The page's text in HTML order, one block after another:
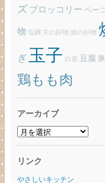
ズ ブロッコリー ベー
物 塩麹 夫の好物 娘の好物
ぎ 玉子 白菜 豆腐
鶏もも肉
アーカイブ
ア
イ
ブ
リンク
やさしいキッチン